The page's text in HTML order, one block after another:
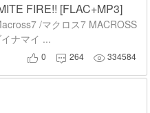
FIRE!! [FLAC+MP3]
/マクロス7 MACROSS
ナマイ ...
 0  264 334584